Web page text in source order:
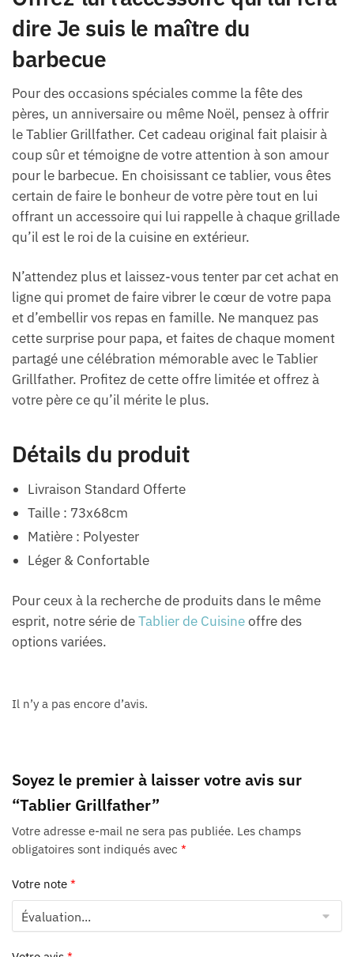
dire Je suis le maître du
barbecue
Pour des occasions spéciales comme la fête des
pères, un anniversaire ou même Noël, pensez à offrir
le Tablier Grillfather. Cet cadeau original fait plaisir à
coup sûr et témoigne de votre attention à son amour
pour le barbecue. En choisissant ce tablier, vous êtes
certain de faire le bonheur de votre père tout en lui
offrant un accessoire qui lui rappelle à chaque grillade
qu’il est le roi de la cuisine en extérieur.
N’attendez plus et laissez-vous tenter par cet achat en
ligne qui promet de faire vibrer le cœur de votre papa
et d’embellir vos repas en famille. Ne manquez pas
cette surprise pour papa, et faites de chaque moment
partagé une célébration mémorable avec le Tablier
Grillfather. Profitez de cette offre limitée et offrez à
votre père ce qu’il mérite le plus.
Détails du produit
Livraison Standard Offerte
Taille : 73x68cm
Matière : Polyester
Léger & Confortable
Pour ceux à la recherche de produits dans le même
esprit, notre série deTablier de Cuisineoffre des
options variées.
Il n’y a pas encore d’avis.
Soyez le premier à laisser votre avis sur
“Tablier Grillfather”
Votre adresse e-mail ne sera pas publiée. Les champs
obligatoires sont indiqués avec *
Votre note *